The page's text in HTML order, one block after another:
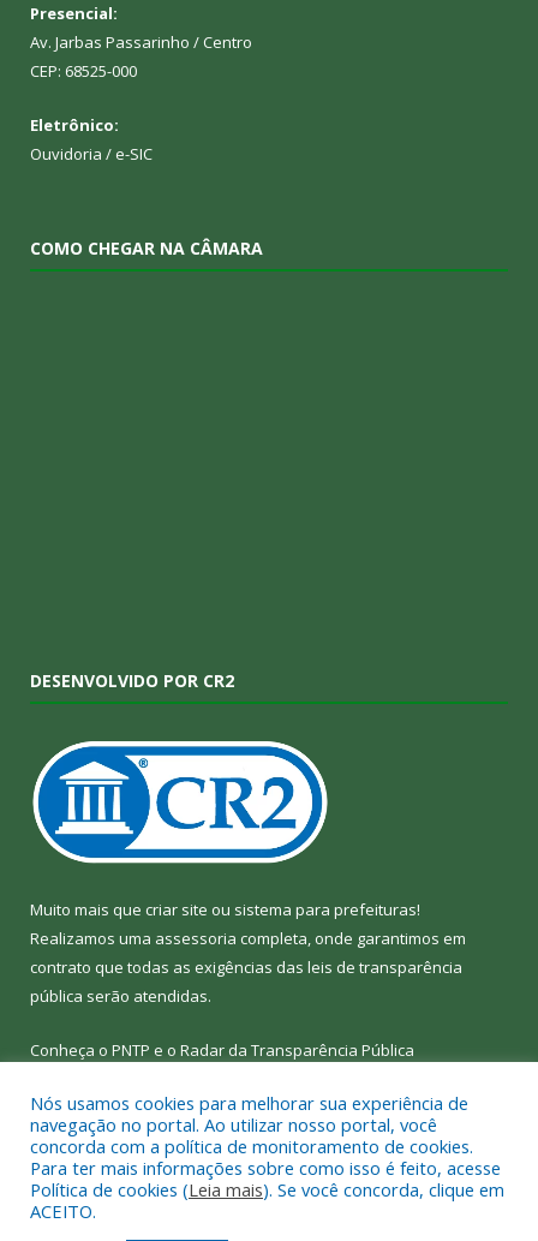
Presencial:
Av. Jarbas Passarinho / Centro
CEP: 68525-000
Eletrônico:
Ouvidoria / e-SIC
COMO CHEGAR NA CÂMARA
DESENVOLVIDO POR CR2
Muito mais que criar site ou sistema para prefeituras!
Realizamos uma assessoria completa, onde garantimos em
contrato que todas as exigências das leis de transparência
pública serão atendidas.
Conheça o PNTP e o Radar da Transparência Pública
Todos os direitos reservados a Câmara Municipal de Bom Jesus
do Tocantins.
Nós usamos cookies para melhorar sua experiência de
navegação no portal. Ao utilizar nosso portal, você
concorda com a política de monitoramento de cookies.
Para ter mais informações sobre como isso é feito, acesse
Política de cookies (Leia mais). Se você concorda, clique em
ACEITO.